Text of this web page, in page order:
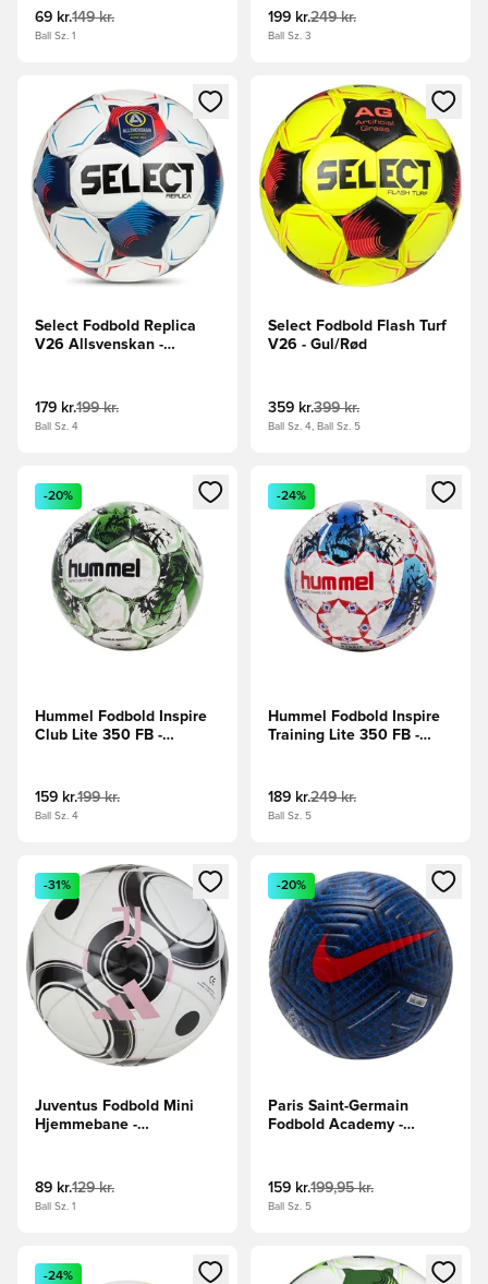
69 kr.149 kr.
Ball Sz. 1
199 kr.249 kr.
Ball Sz. 3
Åbner en Modal til at logge ind eller tilmelde dig som
Select Fodbold Replica
V26 Allsvenskan -
179 kr.199 kr.
Ball Sz. 4
Åbner en Modal til at logge
Select Fodbold Flash Turf
V26 - Gul/Rød
359 kr.399 kr.
Ball Sz. 4, Ball Sz. 5
Åbner en Modal til at logge ind eller tilmelde dig som
-20%
Hummel Fodbold Inspire
Club Lite 350 FB -
159 kr.199 kr.
Ball Sz. 4
Åbner en Modal til at logge
-24%
Hummel Fodbold Inspire
Training Lite 350 FB -
189 kr.249 kr.
Ball Sz. 5
Åbner en Modal til at logge ind eller tilmelde dig som
-31%
Juventus Fodbold Mini
Hjemmebane -
89 kr.129 kr.
Ball Sz. 1
Åbner en Modal til at logge
-20%
Paris Saint-Germain
Fodbold Academy -
159 kr.199,95 kr.
Ball Sz. 5
Åbner en Modal til at logge ind eller tilmelde dig som
-24%
Åbner en Modal til at logge